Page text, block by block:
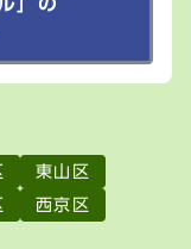
東山区
西京区